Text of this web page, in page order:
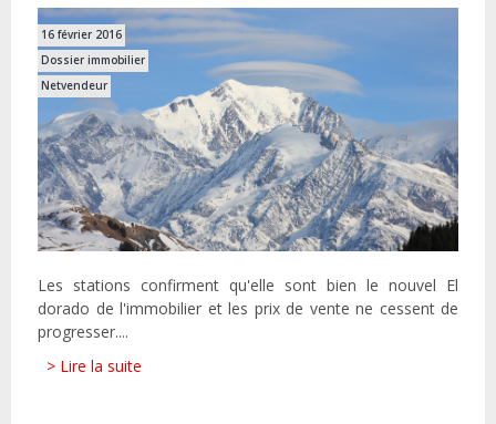
16 février 2016
Dossier immobilier
Netvendeur
Les stations confirment qu'elle sont bien le nouvel El
dorado de l'immobilier et les prix de vente ne cessent de
progresser....
> Lire la suite